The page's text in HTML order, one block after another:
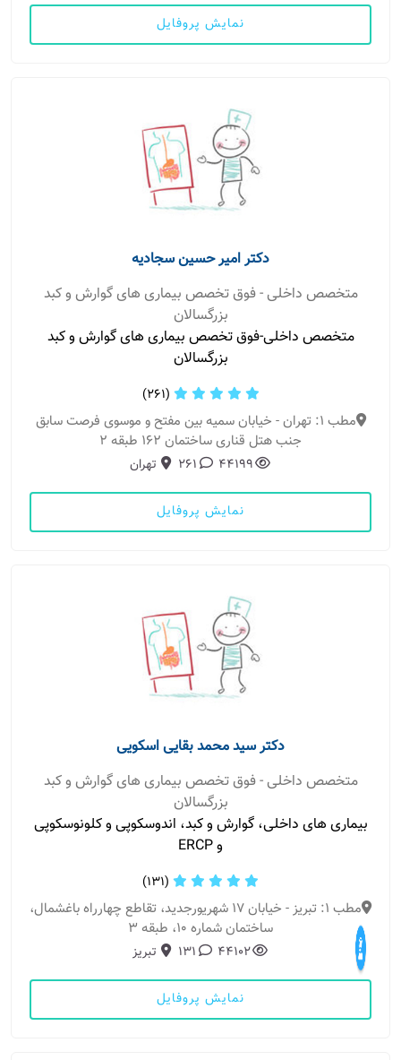
نمایش پروفایل
دکتر امیر حسین سجادیه
متخصص داخلی - فوق تخصص بیماری های گوارش و کبد
بزرگسالان
متخصص داخلی-فوق تخصص بیماری های گوارش و کبد
بزرگسالان
(261)
مطب 1: تهران - خیابان سمیه بین مفتح و موسوی فرصت سابق
جنب هتل قناری ساختمان 162 طبقه 2
44199
261 تهران
نمایش پروفایل
دکتر سید محمد بقایی اسکویی
متخصص داخلی - فوق تخصص بیماری های گوارش و کبد
بزرگسالان
بیماری های داخلی، گوارش و کبد، اندوسکوپی و کلونوسکوپی
و ERCP
(131)
مطب 1: تبریز - خیابان 17 شهریورجدید، تقاطع چهارراه باغشمال،
ساختمان شماره 10، طبقه 3
44102
131 تبریز
نمایش پروفایل